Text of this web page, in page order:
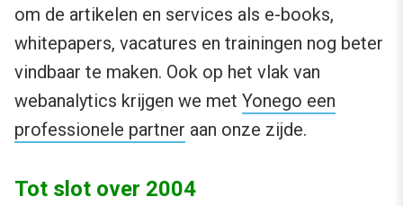
om de artikelen en services als e-books,
whitepapers, vacatures en trainingen nog beter
vindbaar te maken. Ook op het vlak van
webanalytics krijgen we met Yonego een
professionele partner aan onze zijde.
Tot slot over 2004